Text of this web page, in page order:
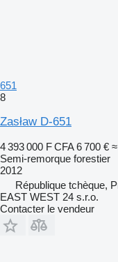
651
8
Zasław D-651
4 393 000 F CFA 6 700 €
Semi-remorque forestier
2012
République tchèque,
EAST WEST 24 s.r.o.
Contacter le vendeur